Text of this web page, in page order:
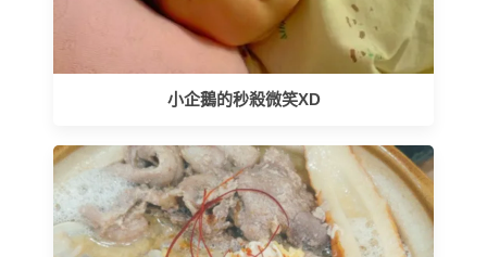
小企鵝的秒殺微笑XD